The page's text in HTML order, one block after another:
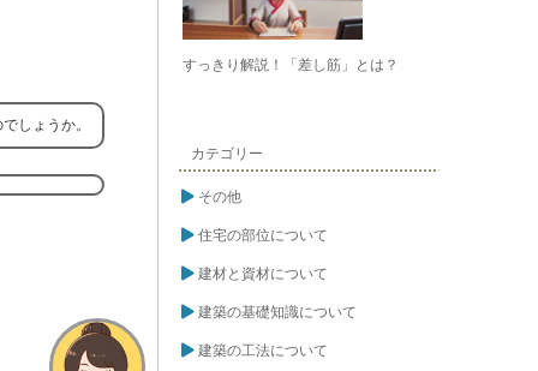
しょうか。
すっきり解説！「差し筋」とは？
カテゴリー
その他
住宅の部位について
建材と資材について
建築の基礎知識について
建築の工法について